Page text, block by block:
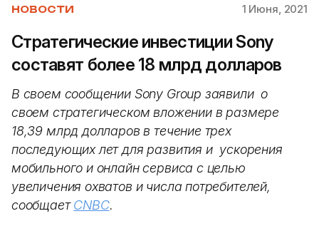
НОВОСТИ 1 Июня, 2021
Стратегические инвестиции Sony
составят более 18 млрд долларов
В своем сообщении Sony Group заявили о
своем стратегическом вложении в размере
18,39 млрд долларов в течение трех
последующих лет для развития и ускорения
мобильного и онлайн сервиса с целью
увеличения охватов и числа потребителей,
сообщаетCNBC.